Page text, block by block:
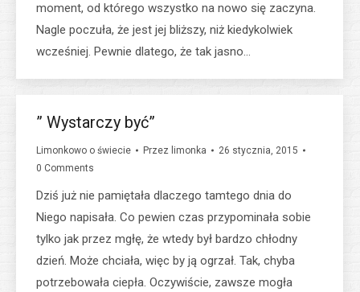
moment, od którego wszystko na nowo się zaczyna.
Nagle poczuła, że jest jej bliższy, niż kiedykolwiek
wcześniej. Pewnie dlatego, że tak jasno…
” Wystarczy być”
Limonkowo o świecie Przez limonka
26 stycznia, 2015
0 Comments
Dziś już nie pamiętała dlaczego tamtego dnia do
Niego napisała. Co pewien czas przypominała sobie
tylko jak przez mgłę, że wtedy był bardzo chłodny
dzień. Może chciała, więc by ją ogrzał. Tak, chyba
potrzebowała ciepła. Oczywiście, zawsze mogła